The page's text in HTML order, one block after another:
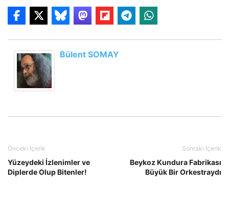
Bülent SOMAY
Önceki İçerik
Yüzeydeki İzlenimler ve
Diplerde Olup Bitenler!
Sonraki İçerik
Beykoz Kundura Fabrikası
Büyük Bir Orkestraydı